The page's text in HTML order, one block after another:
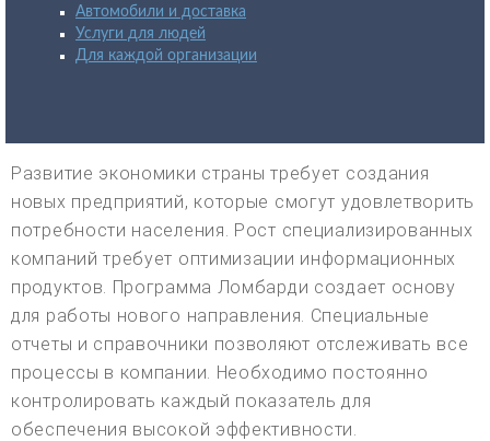
Автомобили и доставка
Услуги для людей
Для каждой организации
Развитие экономики страны требует создания
новых предприятий, которые смогут удовлетворить
потребности населения. Рост специализированных
компаний требует оптимизации информационных
продуктов. Программа Ломбарди создает основу
для работы нового направления. Специальные
отчеты и справочники позволяют отслеживать все
процессы в компании. Необходимо постоянно
контролировать каждый показатель для
обеспечения высокой эффективности.